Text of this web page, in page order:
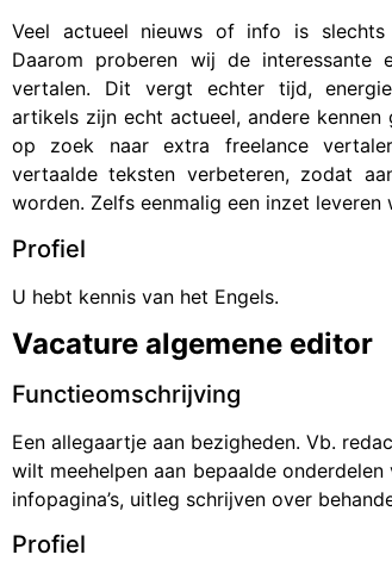
Veel actueel nieuws of info is slechts
Daarom proberen wij de interessante
vertalen. Dit vergt echter tijd,
artikels zijn echt actueel, andere
op zoek naar extra freelance
vertaalde teksten verbeteren, zodat
worden. Zelfs eenmalig een inzet
Profiel
U hebt kennis van het Engels.
Vacature algemene editor
Functieomschrijving
Een allegaartje aan bezigheden. Vb.
wilt meehelpen aan bepaalde
infopagina’s, uitleg schrijven over
Profiel